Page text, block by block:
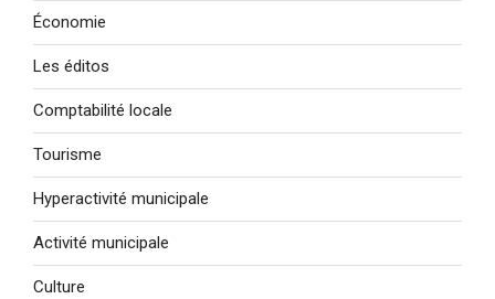
Économie
Les éditos
Comptabilité locale
Tourisme
Hyperactivité municipale
Activité municipale
Culture